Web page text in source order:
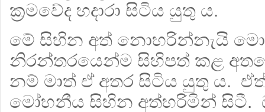
ක්‍රමවේද හදාරා සිටිය යුතු ය.
මේ සිහින අත් නොහරින්නැයි
නිරන්තරයෙන්ම සිහිපත් කළ
නම් මාත් ඒ අතර සිටිය යුතු ය. ඒත්
මෝහනීය සිහින අත්හරිමින් සිටී.